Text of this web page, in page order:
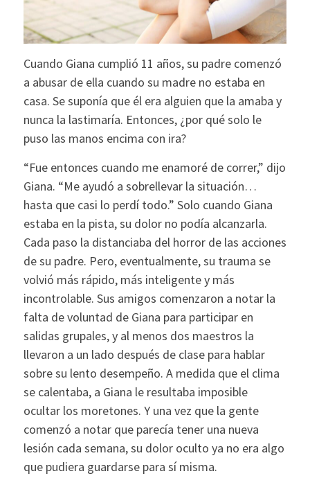
Cuando Giana cumplió 11 años, su padre comenzó
a abusar de ella cuando su madre no estaba en
casa. Se suponía que él era alguien que la amaba y
nunca la lastimaría. Entonces, ¿por qué solo le
puso las manos encima con ira?
“Fue entonces cuando me enamoré de correr,” dijo
Giana. “Me ayudó a sobrellevar la situación…
hasta que casi lo perdí todo.” Solo cuando Giana
estaba en la pista, su dolor no podía alcanzarla.
Cada paso la distanciaba del horror de las acciones
de su padre. Pero, eventualmente, su trauma se
volvió más rápido, más inteligente y más
incontrolable. Sus amigos comenzaron a notar la
falta de voluntad de Giana para participar en
salidas grupales, y al menos dos maestros la
llevaron a un lado después de clase para hablar
sobre su lento desempeño. A medida que el clima
se calentaba, a Giana le resultaba imposible
ocultar los moretones. Y una vez que la gente
comenzó a notar que parecía tener una nueva
lesión cada semana, su dolor oculto ya no era algo
que pudiera guardarse para sí misma.